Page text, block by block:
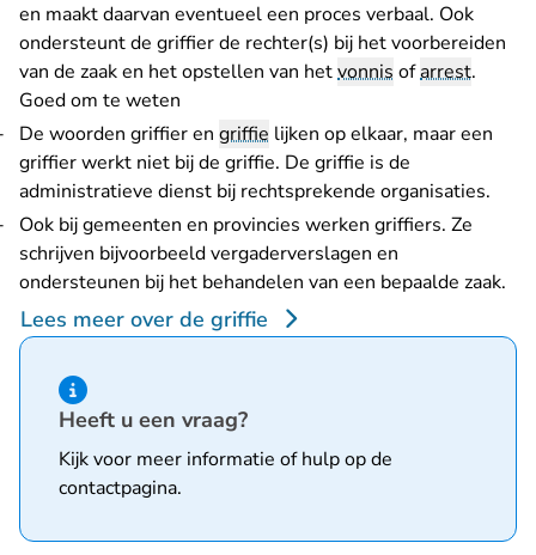
en maakt daarvan eventueel een proces verbaal. Ook
ondersteunt de griffier de rechter(s) bij het voorbereiden
van de zaak en het opstellen van hetvonnis ofarrest.
Goed om te weten
De woorden griffier en griffie lijken op elkaar, maar een
griffier werkt niet bij de griffie. De griffie is de
administratieve dienst bij rechtsprekende organisaties.
Ook bij gemeenten en provincies werken griffiers. Ze
schrijven bijvoorbeeld vergaderverslagen en
ondersteunen bij het behandelen van een bepaalde zaak.
Lees meer over de griffie
Hint van type informatie
Heeft u een vraag?
Kijk voor meer informatie of hulp op de
contactpagina.